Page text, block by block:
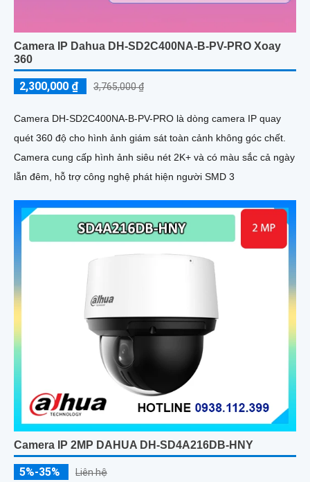
Camera IP Dahua DH-SD2C400NA-B-PV-PRO Xoay
360
2,300,000 ₫ 3,765,000 ₫
Camera DH-SD2C400NA-B-PV-PRO là dòng camera IP quay
quét 360 độ cho hình ảnh giám sát toàn cảnh không góc chết.
Camera cung cấp hình ảnh siêu nét 2K+ và có màu sắc cả ngày
lẫn đêm, hỗ trợ công nghệ phát hiện người SMD 3
Camera IP 2MP DAHUA DH-SD4A216DB-HNY
5%-35% Liên hệ